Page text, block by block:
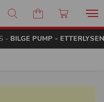
på skilt
- BILGE PUMP -